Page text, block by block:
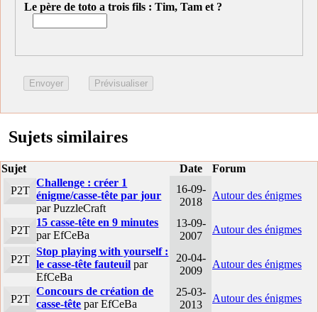
Le père de toto a trois fils : Tim, Tam et ?
Sujets similaires
Sujet Date
Forum
P2T
Challenge : créer 1
énigme/casse-tête par jour
par PuzzleCraft
16-09-
2018
Autour des énigmes
P2T
15 casse-tête en 9 minutes
par EfCeBa
13-09-
2007
Autour des énigmes
P2T
Stop playing with yourself :
le casse-tête fauteuil par
EfCeBa
20-04-
2009
Autour des énigmes
P2T
Concours de création de
casse-tête par EfCeBa
25-03-
2013
Autour des énigmes